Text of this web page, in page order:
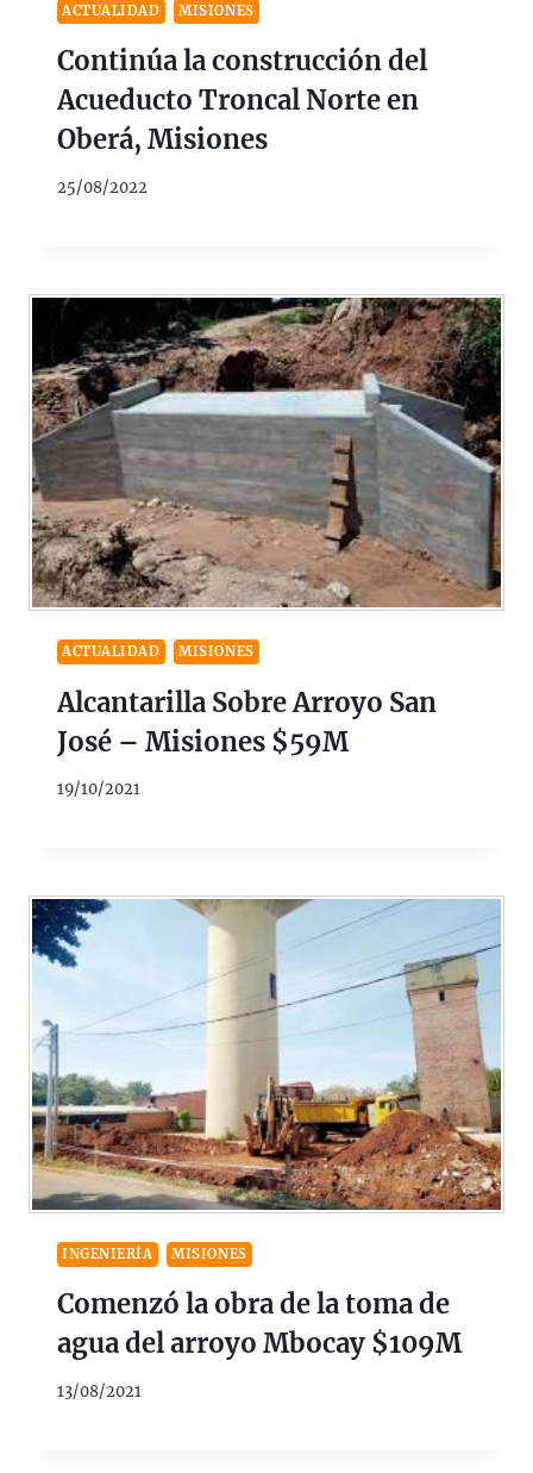
ACTUALIDAD MISIONES
Continúa la construcción del
Acueducto Troncal Norte en
Oberá, Misiones
25/08/2022
ACTUALIDAD MISIONES
Alcantarilla Sobre Arroyo San
José – Misiones $59M
19/10/2021
INGENIERÍA MISIONES
Comenzó la obra de la toma de
agua del arroyo Mbocay $109M
13/08/2021